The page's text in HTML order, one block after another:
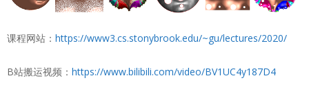
课程网站： https://www3.cs.stonybrook.edu/~gu/lectures/2020/
B站搬运视频： https://www.bilibili.com/video/BV1UC4y187D4